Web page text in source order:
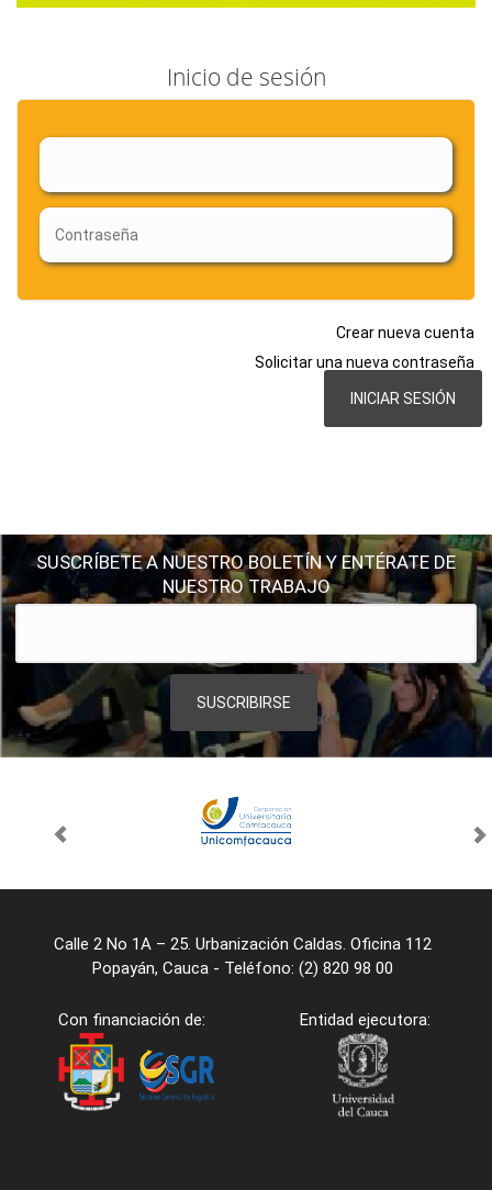
Inicio de sesión
Crear nueva cuenta
Solicitar una nueva contraseña
SUSCRÍBETE A NUESTRO BOLETÍN Y ENTÉRATE DE
NUESTRO TRABAJO
Calle 2 No 1A – 25. Urbanización Caldas. Oficina 112
Popayán, Cauca - Teléfono: (2) 820 98 00
Con financiación de: Entidad ejecutora: